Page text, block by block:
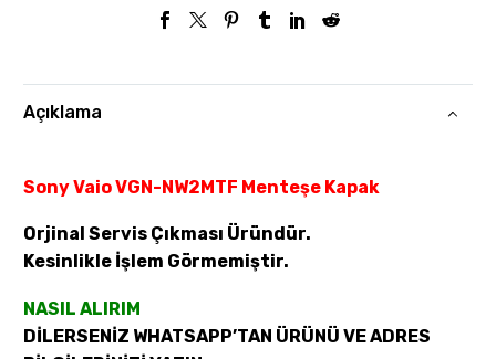
Açıklama
Sony Vaio VGN-NW2MTF Menteşe Kapak
Orjinal Servis Çıkması Üründür.
Kesinlikle İşlem Görmemiştir.
NASIL ALIRIM
DİLERSENİZ WHATSAPP’TAN ÜRÜNÜ VE ADRES